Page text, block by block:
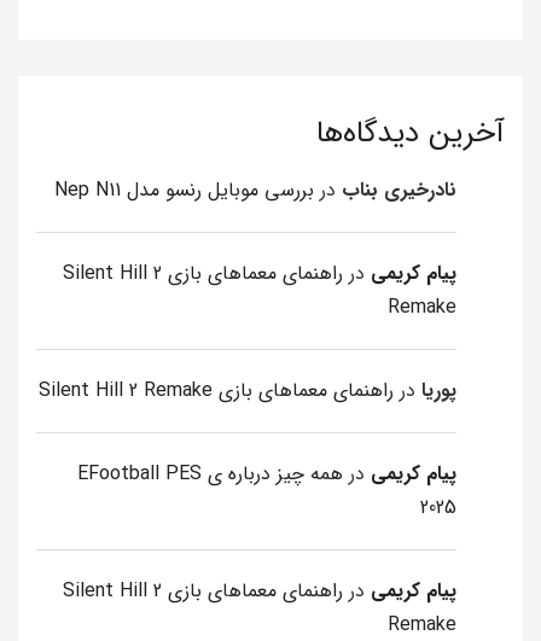
آخرین دیدگاه‌ها
نادرخیری بناب در بررسی موبایل رنسو مدل Nep N11
پیام کریمی در
راهنمای معماهای بازی Silent Hill 2
Remake
پوریا در راهنمای معماهای بازی Silent Hill 2 Remake
پیام کریمی در
همه چیز درباره ی EFootball PES
2025
پیام کریمی در
راهنمای معماهای بازی Silent Hill 2
Remake